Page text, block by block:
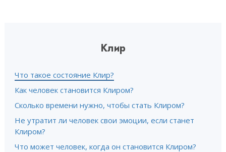
Клир
Что такое состояние Клир?
Как человек становится Клиром?
Сколько времени нужно, чтобы стать Клиром?
Не утратит ли человек свои эмоции, если станет
Клиром?
Что может человек, когда он становится Клиром?